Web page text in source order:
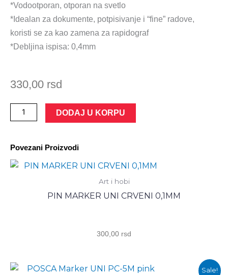
*Vodootporan, otporan na svetlo
*Idealan za dokumente, potpisivanje i “fine” radove,
koristi se za kao zamena za rapidograf
*Debljina ispisa: 0,4mm
330,00 rsd
PIN
MARKER
UNI
CRNI
DODAJ U KORPU
Povezani Proizvodi
Art i hobi
PIN MARKER UNI CRVENI 0,1MM
300,00 rsd
Sale!
ОригиналнаТренутна